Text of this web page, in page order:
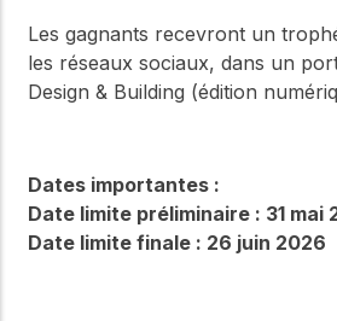
Les gagnants recevront un
les réseaux sociaux, dans un
Design & Building (édition
Dates importantes :
Date limite préliminaire : 31 mai
Date limite finale : 26 juin 2026